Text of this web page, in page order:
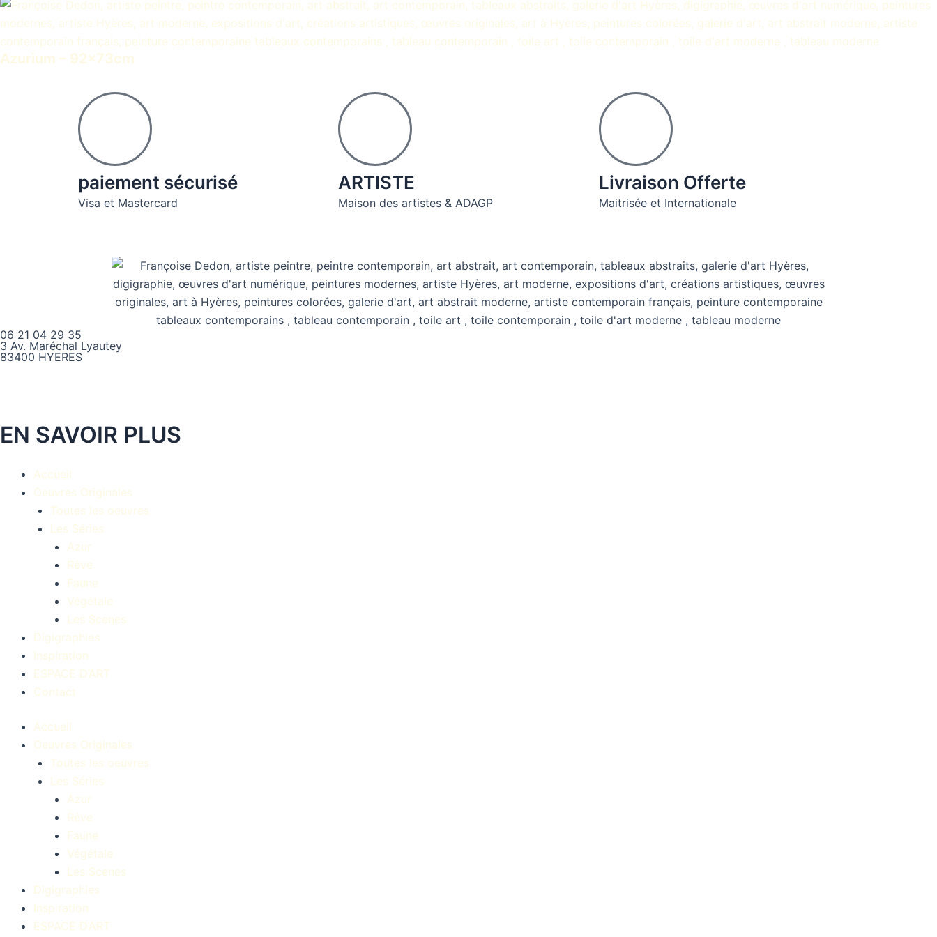
Azurium – 92x73cm
paiement sécurisé
Visa et Mastercard
ARTISTE
Maison des artistes & ADAGP
Livraison Offerte
Maitrisée et Internationale
06 21 04 29 35
3 Av. Maréchal Lyautey
83400 HYERES
EN SAVOIR PLUS
Accueil
Oeuvres Originales
Toutes les oeuvres
Les Séries
Azur
Rêve
Faune
Végétale
Les Scenes
Digigraphies
Inspiration
ESPACE D’ART
Contact
Accueil
Oeuvres Originales
Toutes les oeuvres
Les Séries
Azur
Rêve
Faune
Végétale
Les Scenes
Digigraphies
Inspiration
ESPACE D’ART